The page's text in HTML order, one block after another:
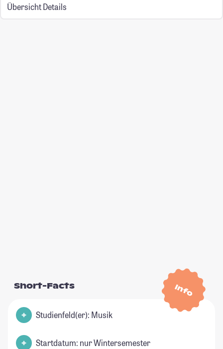
Übersicht Details
Info
Short-Facts
Studienfeld(er): Musik
Startdatum: nur Wintersemester